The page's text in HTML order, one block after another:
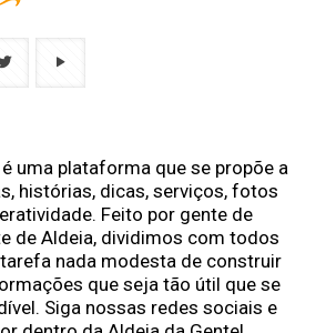
uma plataforma que se propõe a
histórias, dicas, serviços, fotos
Feito por gente de
de Aldeia, dividimos com todos
nada modesta de construir
que seja tão útil que se
Siga nossas redes sociais e